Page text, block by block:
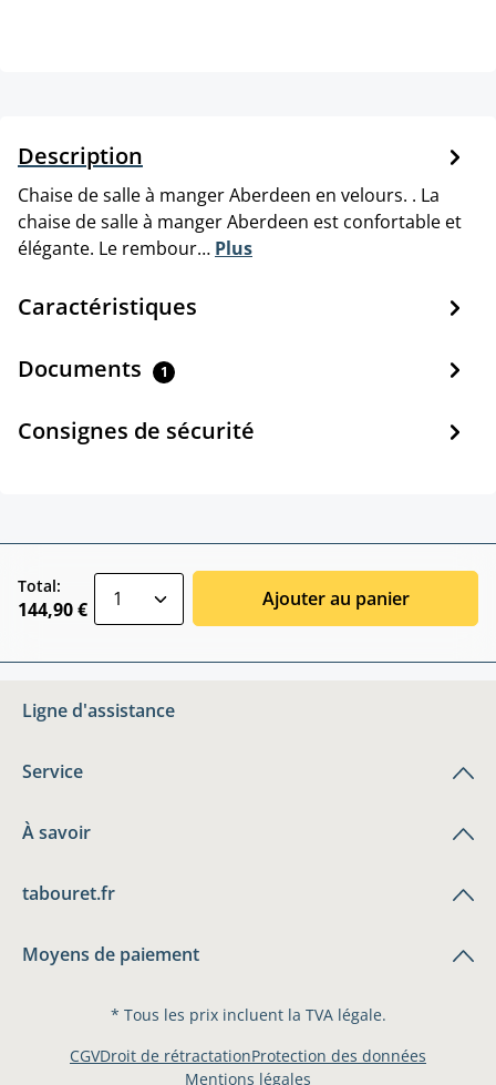
Description
Chaise de salle à manger Aberdeen en velours. . La
chaise de salle à manger Aberdeen est confortable et
élégante. Le rembour… Plus
Caractéristiques
Documents 1
Consignes de sécurité
Total:
144,90 € Ajouter au panier
Ligne d'assistance
Service
À savoir
tabouret.fr
Moyens de paiement
* Tous les prix incluent la TVA légale.
CGVDroit de rétractationProtection des données
Mentions légales